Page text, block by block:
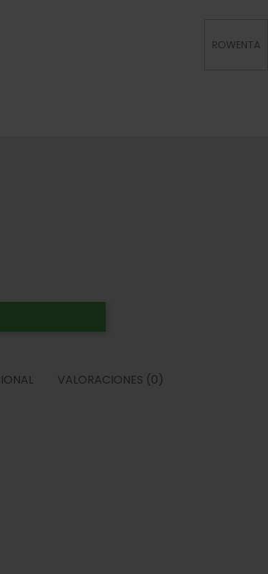
ROWENTA
VALORACIONES (0)